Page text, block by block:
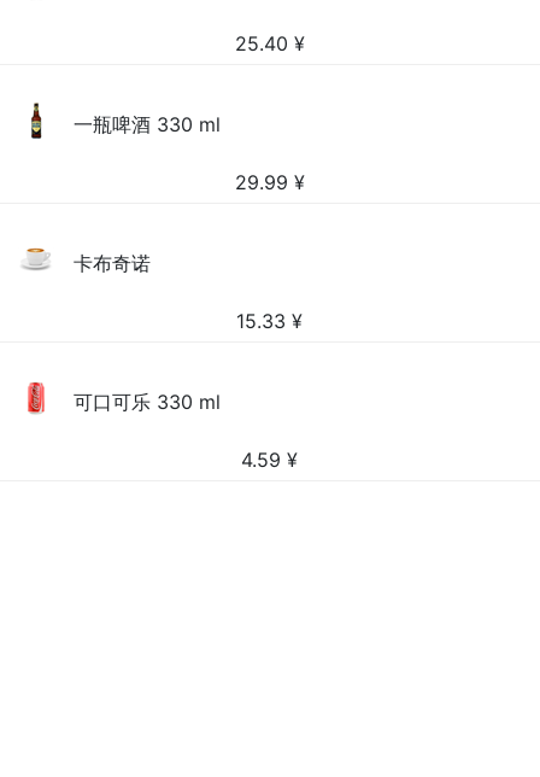
25.40 ¥
一瓶啤酒 330 ml
29.99 ¥
卡布奇诺
15.33 ¥
可口可乐 330 ml
4.59 ¥